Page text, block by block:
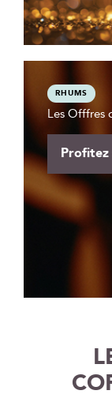
RHUMS
Les Offfres
Profitez